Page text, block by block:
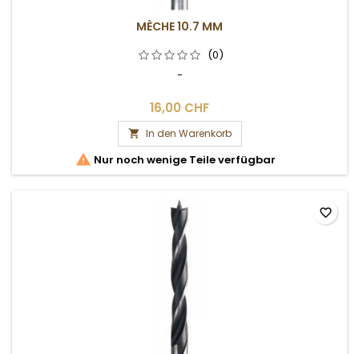
MÈCHE 10.7 MM
(0)
-
16,00 CHF
 In den Warenkorb
 Nur noch wenige Teile verfügbar
favorite_border